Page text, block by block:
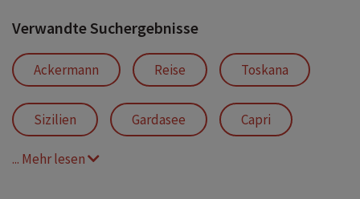
Verwandte Suchergebnisse
Ackermann Reise Toskana
Sizilien Gardasee Capri
... Mehr lesen